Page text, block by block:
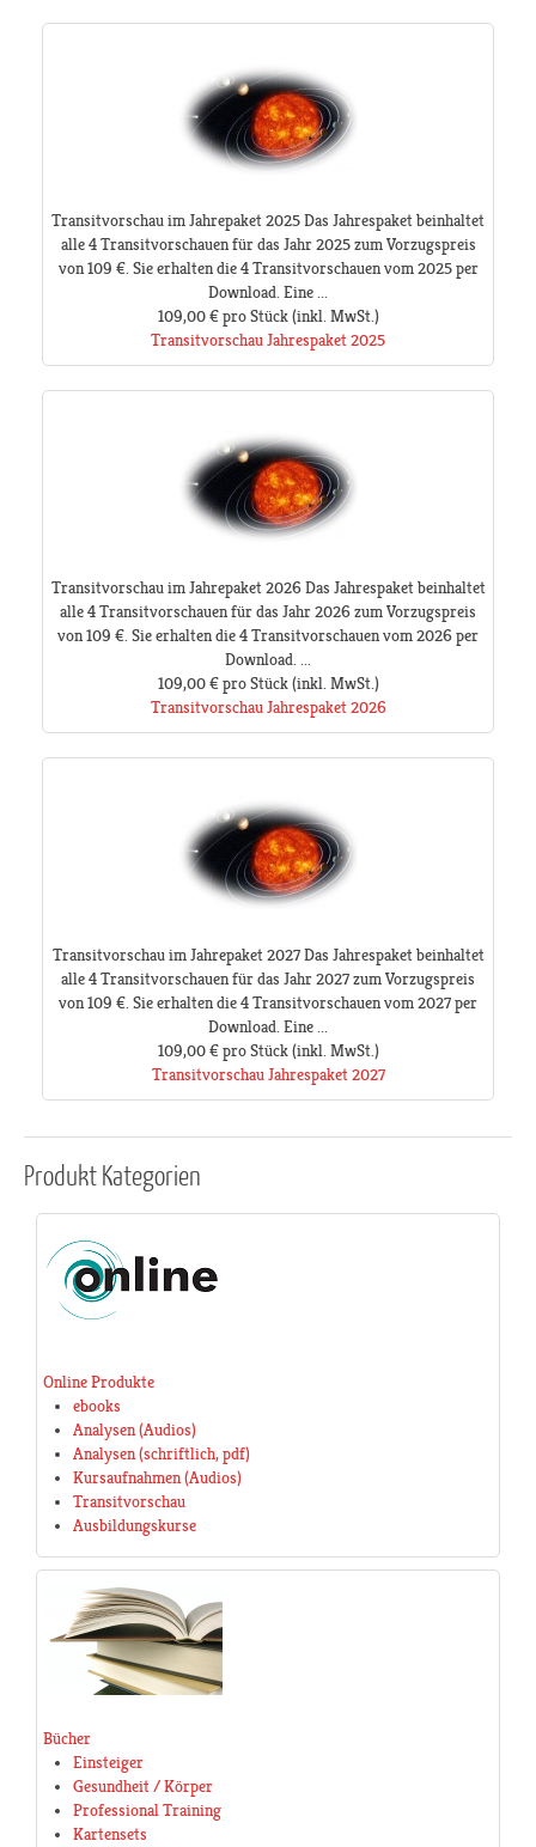
Transitvorschau im Jahrepaket 2025 Das Jahrespaket beinhaltet
alle 4 Transitvorschauen für das Jahr 2025 zum Vorzugspreis
von 109 €. Sie erhalten die 4 Transitvorschauen vom 2025 per
Download. Eine ...
109,00 € pro Stück(inkl. MwSt.)
Transitvorschau Jahrespaket 2025
Transitvorschau im Jahrepaket 2026 Das Jahrespaket beinhaltet
alle 4 Transitvorschauen für das Jahr 2026 zum Vorzugspreis
von 109 €. Sie erhalten die 4 Transitvorschauen vom 2026 per
Download. ...
109,00 € pro Stück(inkl. MwSt.)
Transitvorschau Jahrespaket 2026
Transitvorschau im Jahrepaket 2027 Das Jahrespaket beinhaltet
alle 4 Transitvorschauen für das Jahr 2027 zum Vorzugspreis
von 109 €. Sie erhalten die 4 Transitvorschauen vom 2027 per
Download. Eine ...
109,00 € pro Stück(inkl. MwSt.)
Transitvorschau Jahrespaket 2027
ProduktKategorien
Online Produkte
ebooks
Analysen (Audios)
Analysen (schriftlich, pdf)
Kursaufnahmen (Audios)
Transitvorschau
Ausbildungskurse
Bücher
Einsteiger
Gesundheit / Körper
Professional Training
Kartensets